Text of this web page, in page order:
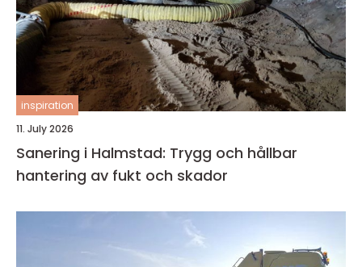
inspiration
11. July 2026
Sanering i Halmstad: Trygg och hållbar
hantering av fukt och skador